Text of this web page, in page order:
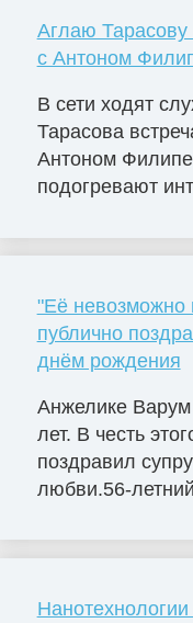
Аглаю Тарасову
с Антоном
В сети ходят
Тарасова
Антоном
подогревают
"Её невозможно
публично
днём рождения
Анжелике Варум
лет. В честь
поздравил
любви.56-
Нанотехнологии